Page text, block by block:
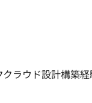
クラウド設計構築